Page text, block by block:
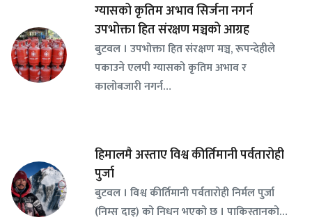
ग्यासको कृतिम अभाव सिर्जना नगर्न
उपभोक्ता हित संरक्षण मञ्चको आग्रह
बुटवल । उपभोक्ता हित संरक्षण मञ्च, रूपन्देहीले
पकाउने एलपी ग्यासको कृतिम अभाव र
कालोबजारी नगर्न…
हिमालमै अस्ताए विश्व कीर्तिमानी पर्वतारोही
पुर्जा
बुटवल । विश्व कीर्तिमानी पर्वतारोही निर्मल पुर्जा
(निम्स दाइ) को निधन भएको छ । पाकिस्तानको…